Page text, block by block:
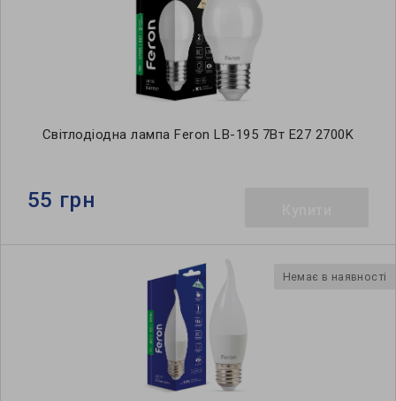
Світлодіодна лампа Feron LB-195 7Вт E27 2700K
55 грн
Немає в наявності